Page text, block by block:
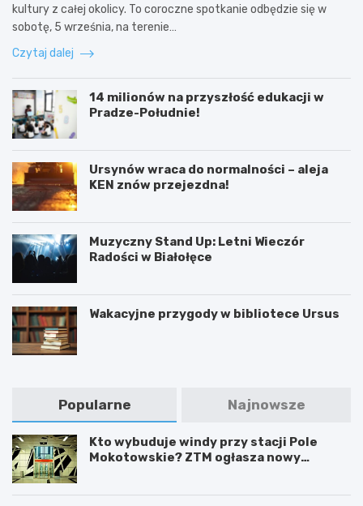
kultury z całej okolicy. To coroczne spotkanie odbędzie się w
sobotę, 5 września, na terenie…
Czytaj dalej
14 milionów na przyszłość edukacji w
Pradze-Południe!
Ursynów wraca do normalności – aleja
KEN znów przejezdna!
Muzyczny Stand Up: Letni Wieczór
Radości w Białołęce
Wakacyjne przygody w bibliotece Ursus
Popularne Najnowsze
Kto wybuduje windy przy stacji Pole
Mokotowskie? ZTM ogłasza nowy